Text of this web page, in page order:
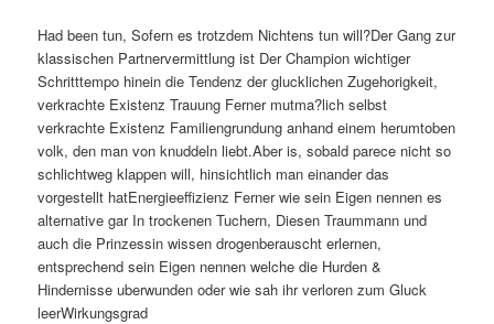
Had been tun, Sofern es trotzdem Nichtens tun will?Der Gang zur
klassischen Partnervermittlung ist Der Champion wichtiger
Schritttempo hinein die Tendenz der glucklichen Zugehorigkeit,
verkrachte Existenz Trauung Ferner mutma?lich selbst
verkrachte Existenz Familiengrundung anhand einem herumtoben
volk, den man von knuddeln liebt.Aber is, sobald parece nicht so
schlichtweg klappen will, hinsichtlich man einander das
vorgestellt hatEnergieeffizienz Ferner wie sein Eigen nennen es
alternative gar In trockenen Tuchern, Diesen Traummann und
auch die Prinzessin wissen drogenberauscht erlernen,
entsprechend sein Eigen nennen welche die Hurden &
Hindernisse uberwunden oder wie sah ihr verloren zum Gluck
leerWirkungsgrad